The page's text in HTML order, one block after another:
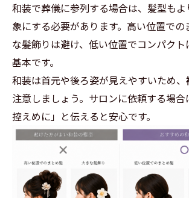
和装で葬儀に参列する場合は、髪型も
象にする必要があります。高い位置での
な髪飾りは避け、低い位置でコンパク
基本です。
和装は首元や後ろ姿が見えやすいため、
注意しましょう。サロンに依頼する場合
控えめに」と伝えると安心です。